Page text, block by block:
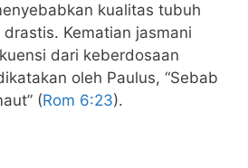
kualitas tubuh
Kematian jasmani
dari keberdosaan
oleh Paulus, “Sebab
(Rom 6:23).